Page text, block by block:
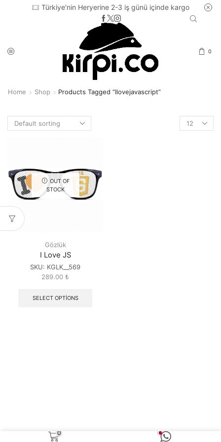
Türkiye'nin Heryerine 2-3 iş günü içinde kargo
0
Home Shop Products Tagged “ilovejavascript”
Products
per
OUT OF
STOCK
Gözlük
I Love JS
SKU: KGLK__569
289.00 ₺
SELECT OPTIONS
0